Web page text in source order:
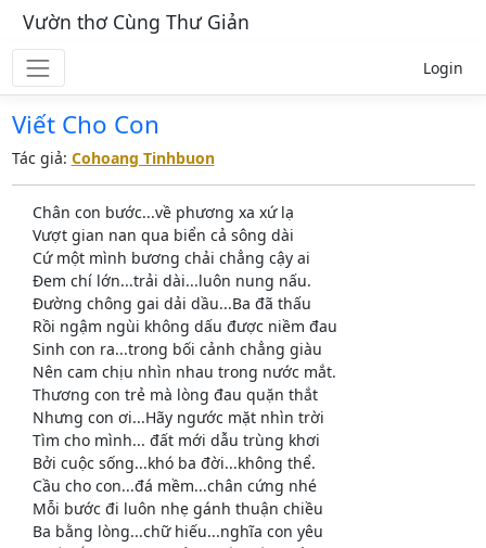
Vườn thơ Cùng Thư Giản
Login
Viết Cho Con
Tác giả: Cohoang Tinhbuon
Chân con bước...về phương xa xứ lạ
Vượt gian nan qua biển cả sông dài
Cứ một mình bương chải chẳng cậy ai
Đem chí lớn...trải dài...luôn nung nấu.
Đường chông gai dải dầu...Ba đã thấu
Rồi ngậm ngùi không dấu được niềm đau
Sinh con ra...trong bối cảnh chẳng giàu
Nên cam chịu nhìn nhau trong nước mắt.
Thương con trẻ mà lòng đau quặn thắt
Nhưng con ơi...Hãy ngước mặt nhìn trời
Tìm cho mình... đất mới dẫu trùng khơi
Bởi cuộc sống...khó ba đời...không thể.
Cầu cho con...đá mềm...chân cứng nhé
Mỗi bước đi luôn nhẹ gánh thuận chiều
Ba bằng lòng...chữ hiếu...nghĩa con yêu